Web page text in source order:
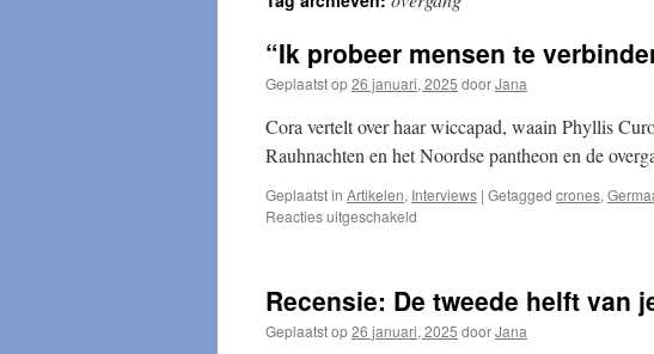
“Ik probeer mensen te
Geplaatst op26 januari, 2025 doorJana
Cora vertelt over haar wiccapad, waain Phyllis
Rauhnachten en het Noordse pantheon en de
Geplaatst in Artikelen, Interviews | Getagged crones,
Reacties uitgeschakeld
te
verbinden”
Recensie: De tweede helft van
Geplaatst op26 januari, 2025 doorJana